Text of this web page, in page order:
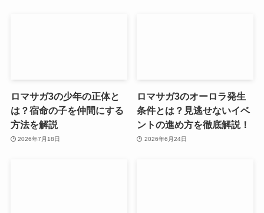
ロマサガ3の少年の正体と
は？宿命の子を仲間にする
方法を解説
2026年7月18日
ロマサガ3のオーロラ発生
条件とは？見逃せないイベ
ントの進め方を徹底解説！
2026年6月24日